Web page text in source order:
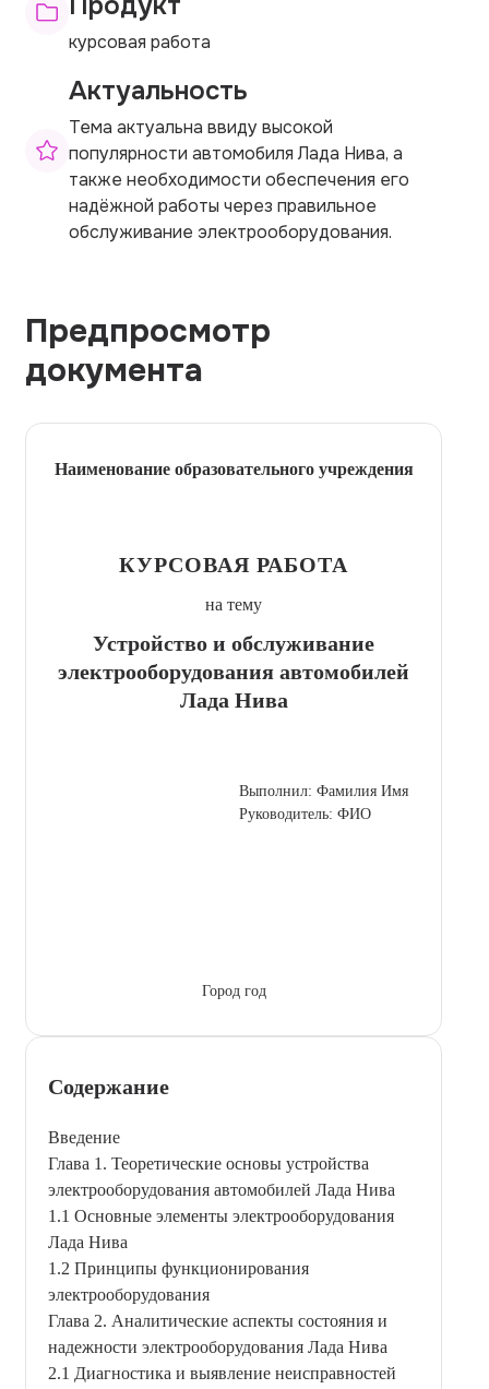
курсовая работа
Актуальность
Тема актуальна ввиду высокой
популярности автомобиля Лада Нива, а
также необходимости обеспечения его
надёжной работы через правильное
обслуживание электрооборудования.
Предпросмотр
документа
Наименование образовательного учреждения
КУРСОВАЯ РАБОТА
на тему
Устройство и обслуживание
электрооборудования автомобилей
Лада Нива
Выполнил: Фамилия Имя
Руководитель: ФИО
Город год
Содержание
Введение
Глава 1. Теоретические основы устройства
электрооборудования автомобилей Лада Нива
1.1 Основные элементы электрооборудования
Лада Нива
1.2 Принципы функционирования
электрооборудования
Глава 2. Аналитические аспекты состояния и
надежности электрооборудования Лада Нива
2.1 Диагностика и выявление неисправностей